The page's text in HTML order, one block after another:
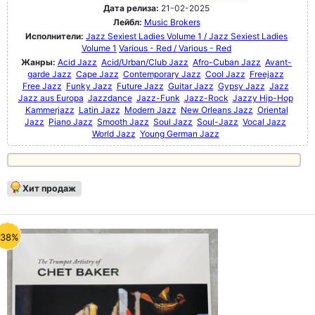
Дата релиза: 21-02-2025
Лейбл: Music Brokers
Исполнители: Jazz Sexiest Ladies Volume 1 / Jazz Sexiest Ladies
Volume 1 Various - Red / Various - Red
Жанры: Acid Jazz Acid/Urban/Club Jazz Afro-Cuban Jazz Avant-
garde Jazz Cape Jazz Contemporary Jazz Cool Jazz Freejazz
Free Jazz Funky Jazz Future Jazz Guitar Jazz Gypsy Jazz Jazz
Jazz aus Europa Jazzdance Jazz-Funk Jazz-Rock Jazzy Hip-Hop
Kammerjazz Latin Jazz Modern Jazz New Orleans Jazz Oriental
Jazz Piano Jazz Smooth Jazz Soul Jazz Soul-Jazz Vocal Jazz
World Jazz Young German Jazz
Хит продаж